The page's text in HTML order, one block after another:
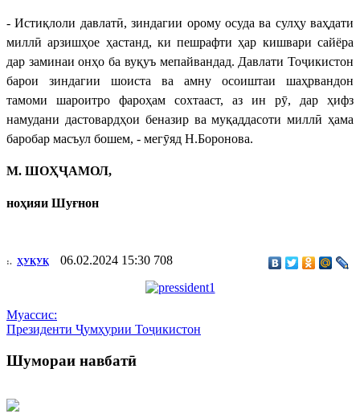
- Истиқлоли давлатӣ, зиндагии орому осуда ва сулҳу ваҳдати
миллӣ арзишҳое ҳастанд, ки пешрафти ҳар кишвари сайёра
дар заминаи онҳо ба вуқуъ мепайвандад. Давлати Тоҷикистон
барои зиндагии шоиста ва амну осоиштаи шаҳрвандон
тамоми шароитро фароҳам сохтааст, аз ин рӯ, дар ҳифз
намудани дастовардҳои беназир ва муқаддасоти миллӣ ҳама
баробар масъул бошем, - мегӯяд Н.Боронова.
М. ШОҲҶАМОЛ,
ноҳияи Шуғнон
:. ҲУҚУҚ 06.02.2024 15:30 708
Муассис:
Президенти Ҷумҳурии Тоҷикистон
Шумораи навбатӣ